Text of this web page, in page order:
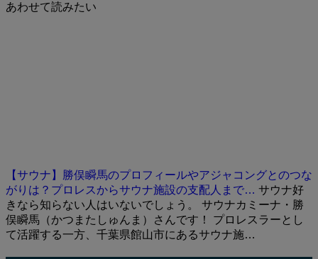
あわせて読みたい
【サウナ】勝俣瞬馬のプロフィールやアジャコングとのつな
がりは？プロレスからサウナ施設の支配人まで… サウナ好
きなら知らない人はいないでしょう。 サウナカミーナ・勝
俣瞬馬（かつまたしゅんま）さんです！ プロレスラーとし
て活躍する一方、千葉県館山市にあるサウナ施…